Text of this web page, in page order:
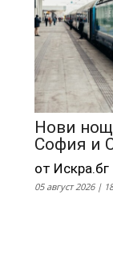
Нови
София и
от Искра.бг
05 август 2026 |